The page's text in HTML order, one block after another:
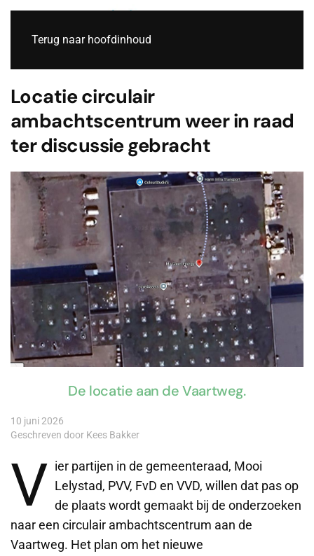
Terug naar hoofdinhoud
Locatie circulair
ambachtscentrum weer in raad
ter discussie gebracht
De locatie aan de Vaartweg.
10 juni 2026
Geschreven door Kees Bakker
V ier partijen in de gemeenteraad, Mooi
Lelystad, PVV, FvD en VVD, willen dat pas op
de plaats wordt gemaakt bij de onderzoeken
naar een circulair ambachtscentrum aan de
Vaartweg. Het plan om het nieuwe